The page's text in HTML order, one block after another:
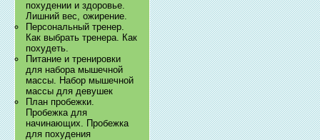
похудении и здоровье.
Лишний вес, ожирение.
Персональный тренер.
Как выбрать тренера. Как
похудеть.
Питание и тренировки
для набора мышечной
массы. Набор мышечной
массы для девушек
План пробежки.
Пробежка для
начинающих. Пробежка
для похудения